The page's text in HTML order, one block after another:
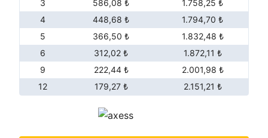
3
586,08 ₺
1.758,25 ₺
4
448,68 ₺
1.794,70 ₺
5
366,50 ₺
1.832,48 ₺
6
312,02 ₺
1.872,11 ₺
9
222,44 ₺
2.001,98 ₺
12
179,27 ₺ 2.151,21 ₺